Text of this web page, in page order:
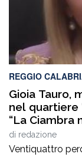
REGGIO
Gioia Tauro,
nel quartiere
“La Ciambra
c’è e si vede”
di redazione
Ventiquattro